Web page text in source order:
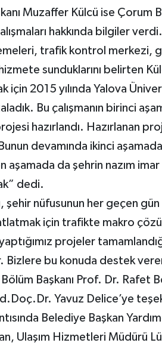
Muzaffer Külcü ise Çorum
hakkında bilgiler
trafik kontrol merkezi,
hizmete sunduklarını belirten
için 2015 yılında Yalova
Bu çalışmanın birinci
hazırlandı. Hazırlanan
devamında ikinci
aşamada da şehrin nazım imar
dedi.
şehir nüfusunun her geçen
için trafikte makro
projeler
Bizlere bu konuda destek
Başkanı Prof. Dr. Rafet
Yavuz Delice’ye
Belediye Başkan
Ulaşım Hizmetleri Müdürü